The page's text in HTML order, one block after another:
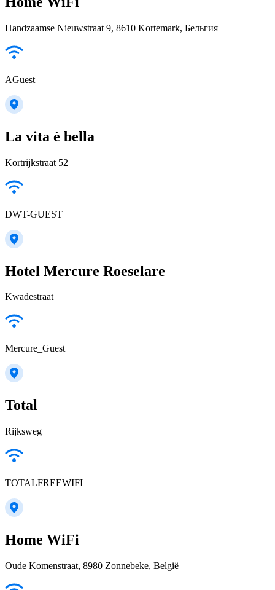
Handzaamse Nieuwstraat 9, 8610 Kortemark, Бельгия
AGuest
La vita è bella
Kortrijkstraat 52
DWT-GUEST
Hotel Mercure Roeselare
Kwadestraat
Mercure_Guest
Total
Rijksweg
TOTALFREEWIFI
Home WiFi
Oude Komenstraat, 8980 Zonnebeke, België